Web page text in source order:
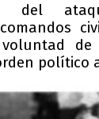
del
político